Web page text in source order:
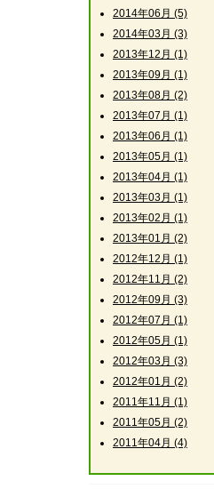
2014年06月 (5)
2014年03月 (3)
2013年12月 (1)
2013年09月 (1)
2013年08月 (2)
2013年07月 (1)
2013年06月 (1)
2013年05月 (1)
2013年04月 (1)
2013年03月 (1)
2013年02月 (1)
2013年01月 (2)
2012年12月 (1)
2012年11月 (2)
2012年09月 (3)
2012年07月 (1)
2012年05月 (1)
2012年03月 (3)
2012年01月 (2)
2011年11月 (1)
2011年05月 (2)
2011年04月 (4)